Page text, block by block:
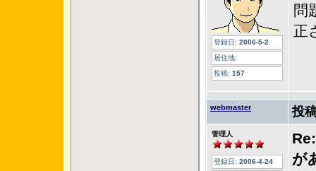
登録日: 2006-5-2
居住地:
投稿: 157
問
正
webmaster 投
管理人
登録日: 2006-4-24
が